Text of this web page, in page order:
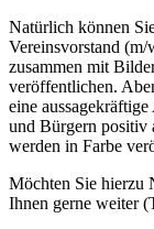
Natürlich können
Vereinsvorstand
zusammen mit
veröffentlichen.
eine
und Bürgern positiv
werden in Farbe
Möchten Sie hierzu
Ihnen gerne weiter